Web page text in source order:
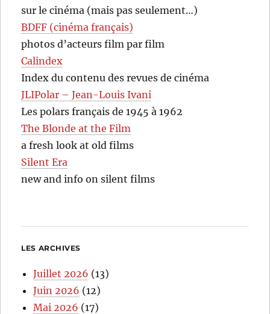
sur le cinéma (mais pas seulement…)
BDFF (cinéma français)
photos d’acteurs film par film
Calindex
Index du contenu des revues de cinéma
JLIPolar – Jean-Louis Ivani
Les polars français de 1945 à 1962
The Blonde at the Film
a fresh look at old films
Silent Era
new and info on silent films
LES ARCHIVES
Juillet 2026 (13)
Juin 2026 (12)
Mai 2026 (17)